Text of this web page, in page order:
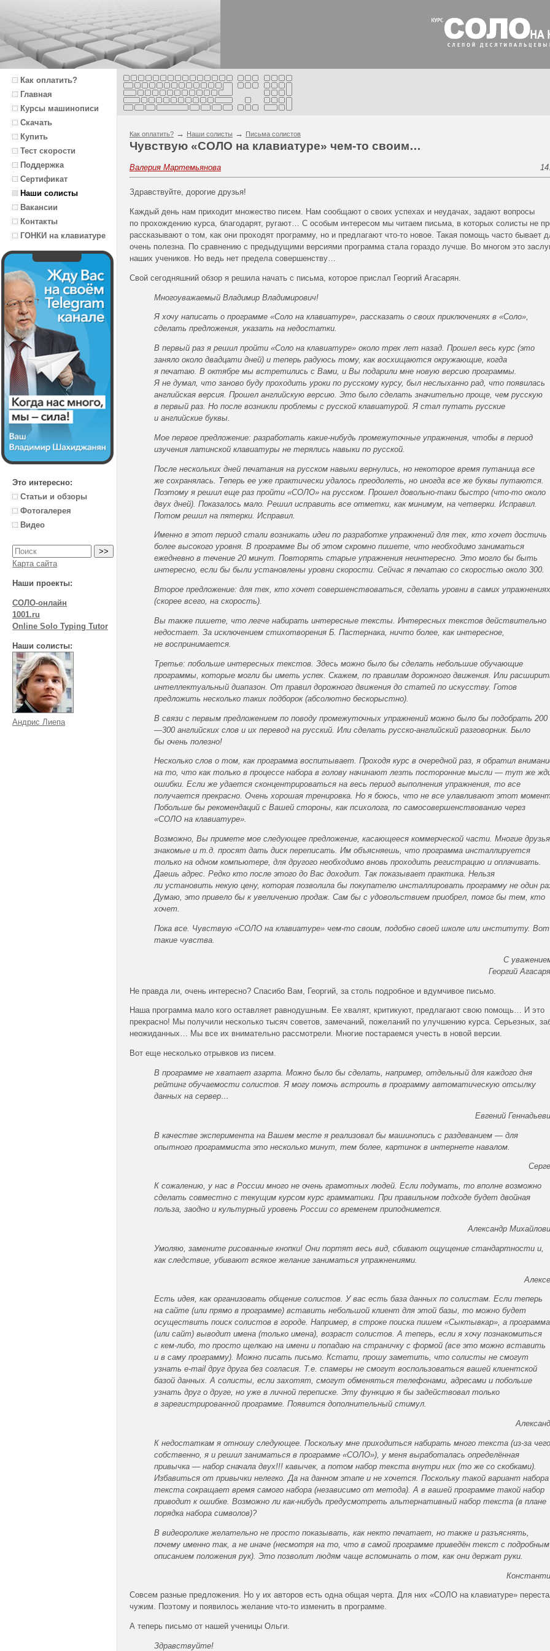
Как оплатить?
Главная
Курсы машинописи
Скачать
Купить
Тест скорости
Поддержка
Сертификат
Наши солисты
Вакансии
Контакты
ГОНКИ на клавиатуре
Это интересно:
Статьи и обзоры
Фотогалерея
Видео
Карта сайта
Наши проекты:
СОЛО-онлайн
1001.ru
Online Solo Typing Tutor
Наши солисты:
Андрис Лиепа
Как оплатить? → Наши солисты → Письма солистов
Чувствую «СОЛО на клавиатуре» чем-то своим…
Валерия Мартемьянова
Здравствуйте, дорогие друзья!
Каждый день нам приходит множество писем. Нам сообщают о своих успехах и неудачах, задают вопросы
по прохождению курса, благодарят, ругают… С особым интересом мы читаем письма, в которых солисты не
рассказывают о том, как они проходят программу, но и предлагают что-то новое. Такая помощь часто бывает
очень полезна. По сравнению с предыдущими версиями программа стала гораздо лучше. Во многом это
наших учеников. Но ведь нет предела совершенству…
Свой сегодняшний обзор я решила начать с письма, которое прислал Георгий Агасарян.
Многоуважаемый Владимир Владимирович!
Я хочу написать о программе «Соло на клавиатуре», рассказать о своих приключениях в «Соло»,
сделать предложения, указать на недостатки.
В первый раз я решил пройти «Соло на клавиатуре» около трех лет назад. Прошел весь курс (это
заняло около двадцати дней) и теперь радуюсь тому, как восхищаются окружающие, когда
я печатаю. В октябре мы встретились с Вами, и Вы подарили мне новую версию программы.
Я не думал, что заново буду проходить уроки по русскому курсу, был неслыханно рад, что появилась
английская версия. Прошел английскую версию. Это было сделать значительно проще, чем русскую
в первый раз. Но после возникли проблемы с русской клавиатурой. Я стал путать русские
и английские буквы.
Мое первое предложение: разработать какие-нибудь промежуточные упражнения, чтобы в период
изучения латинской клавиатуры не терялись навыки по русской.
После нескольких дней печатания на русском навыки вернулись, но некоторое время путаница все
же сохранялась. Теперь ее уже практически удалось преодолеть, но иногда все же буквы путаются.
Поэтому я решил еще раз пройти «СОЛО» на русском. Прошел довольно-таки быстро (что-то около
двух дней). Показалось мало. Решил исправить все отметки, как минимум, на четверки. Исправил.
Потом решил на пятерки. Исправил.
Именно в этот период стали возникать идеи по разработке упражнений для тех, кто хочет достичь
более высокого уровня. В программе Вы об этом скромно пишете, что необходимо заниматься
ежедневно в течение 20 минут. Повторять старые упражнения неинтересно. Это могло бы быть
интересно, если бы были установлены уровни скорости. Сейчас я печатаю со скоростью около 300.
Второе предложение: для тех, кто хочет совершенствоваться, сделать уровни в самих упражнениях
(скорее всего, на скорость).
Вы также пишете, что легче набирать интересные тексты. Интересных текстов действительно
недостает. За исключением стихотворения Б. Пастернака, ничто более, как интересное,
не воспринимается.
Третье: побольше интересных текстов. Здесь можно было бы сделать небольшие обучающие
программы, которые могли бы иметь успех. Скажем, по правилам дорожного движения. Или
интеллектуальный диапазон. От правил дорожного движения до статей по искусству. Готов
предложить несколько таких подборок (абсолютно бескорыстно).
В связи с первым предложением по поводу промежуточных упражнений можно было бы подобрать 200
—300 английских слов и их перевод на русский. Или сделать русско-английский разговорник. Было
бы очень полезно!
Несколько слов о том, как программа воспитывает. Проходя курс в очередной раз, я обратил
на то, что как только в процессе набора в голову начинают лезть посторонние мысли — тут же
ошибки. Если же удается сконцентрироваться на весь период выполнения упражнения, то все
получается прекрасно. Очень хорошая тренировка. Но я боюсь, что не все улавливают этот
Побольше бы рекомендаций с Вашей стороны, как психолога, по самосовершенствованию через
«СОЛО на клавиатуре».
Возможно, Вы примете мое следующее предложение, касающееся коммерческой части. Многие
знакомые и т.д. просят дать диск переписать. Им объясняешь, что программа инсталлируется
только на одном компьютере, для другого необходимо вновь проходить регистрацию и оплачивать.
Даешь адрес. Редко кто после этого до Вас доходит. Так показывает практика. Нельзя
ли установить некую цену, которая позволила бы покупателю инсталлировать программу не один
Думаю, это привело бы к увеличению продаж. Сам бы с удовольствием приобрел, помог бы тем, кто
хочет.
Пока все. Чувствую «СОЛО на клавиатуре» чем-то своим, подобно своей школе или институту. Вот
такие чувства.
С
Георгий
Не правда ли, очень интересно? Спасибо Вам, Георгий, за столь подробное и вдумчивое письмо.
Наша программа мало кого оставляет равнодушным. Ее хвалят, критикуют, предлагают свою помощь… И это
прекрасно! Мы получили несколько тысяч советов, замечаний, пожеланий по улучшению курса. Серьезных,
неожиданных… Мы все их внимательно рассмотрели. Многие постараемся учесть в новой версии.
Вот еще несколько отрывков из писем.
В программе не хватает азарта. Можно было бы сделать, например, отдельный для каждого дня
рейтинг обучаемости солистов. Я могу помочь встроить в программу автоматическую отсылку
данных на сервер…
Евгений
В качестве эксперимента на Вашем месте я реализовал бы машинопись с раздеванием — для
опытного программиста это несколько минут, тем более, картинок в интернете навалом.
К сожалению, у нас в России много не очень грамотных людей. Если подумать, то вполне возможно
сделать совместно с текущим курсом курс грамматики. При правильном подходе будет двойная
польза, заодно и культурный уровень России со временем приподнимется.
Александр
Умоляю, замените рисованные кнопки! Они портят весь вид, сбивают ощущение стандартности и,
как следствие, убивают всякое желание заниматься упражнениями.
Есть идея, как организовать общение солистов. У вас есть база данных по солистам. Если теперь
на сайте (или прямо в программе) вставить небольшой клиент для этой базы, то можно будет
осуществить поиск солистов в городе. Например, в строке поиска пишем «Сыктывкар», а программа
(или сайт) выводит имена (только имена), возраст солистов. А теперь, если я хочу познакомиться
с кем-либо, то просто щелкаю на имени и попадаю на страничку с формой (все это можно вставить
и в саму программу). Можно писать письмо. Кстати, прошу заметить, что солисты не смогут
узнать е-mail друг друга без согласия. Т.е. спамеры не смогут воспользоваться вашей клиентской
базой данных. А солисты, если захотят, смогут обменяться телефонами, адресами и побольше
узнать друг о друге, но уже в личной переписке. Эту функцию я бы задействовал только
в зарегистрированной программе. Появится дополнительный стимул.
К недостаткам я отношу следующее. Поскольку мне приходиться набирать много текста (из-за
собственно, я и решил заниматься в программе «СОЛО»), у меня выработалась определённая
привычка — набор сначала двух!!! кавычек, а потом набор текста внутри них (то же со скобками).
Избавиться от привычки нелегко. Да на данном этапе и не хочется. Поскольку такой вариант набора
текста сокращает время самого набора (независимо от метода). А в вашей программе такой набор
приводит к ошибке. Возможно ли как-нибудь предусмотреть альтернативный набор текста (в плане
порядка набора символов)?
В видеоролике желательно не просто показывать, как некто печатает, но также и разъяснять,
почему именно так, а не иначе (несмотря на то, что в самой программе приведён текст с подробным
описанием положения рук). Это позволит людям чаще вспоминать о том, как они держат руки.
Совсем разные предложения. Но у их авторов есть одна общая черта. Для них «СОЛО на клавиатуре»
чужим. Поэтому и появилось желание что-то изменить в программе.
А теперь письмо от нашей ученицы Ольги.
Здравствуйте!